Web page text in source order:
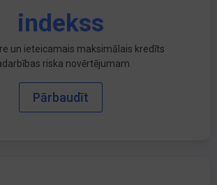
indekss
un ieteicamais maksimālais kredīts
riska novērtējumam
Pārbaudīt